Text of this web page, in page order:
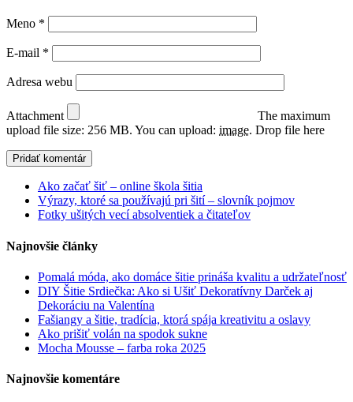
Meno *
E-mail *
Adresa webu
Attachment
The maximum
upload file size: 256 MB. You can upload: image. Drop file here
Ako začať šiť – online škola šitia
Výrazy, ktoré sa používajú pri šití – slovník pojmov
Fotky ušitých vecí absolventiek a čitateľov
Najnovšie články
Pomalá móda, ako domáce šitie prináša kvalitu a udržateľnosť
DIY Šitie Srdiečka: Ako si Ušiť Dekoratívny Darček aj
Dekoráciu na Valentína
Fašiangy a šitie, tradícia, ktorá spája kreativitu a oslavy
Ako prišiť volán na spodok sukne
Mocha Mousse – farba roka 2025
Najnovšie komentáre